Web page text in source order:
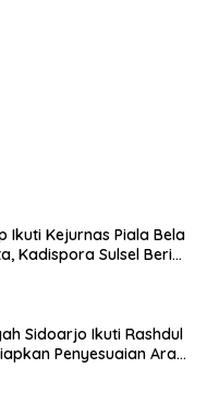
Ikuti Kejurnas Piala Bela
Kadispora Sulsel Beri
Sidoarjo Ikuti Rashdul
Penyesuaian Arah